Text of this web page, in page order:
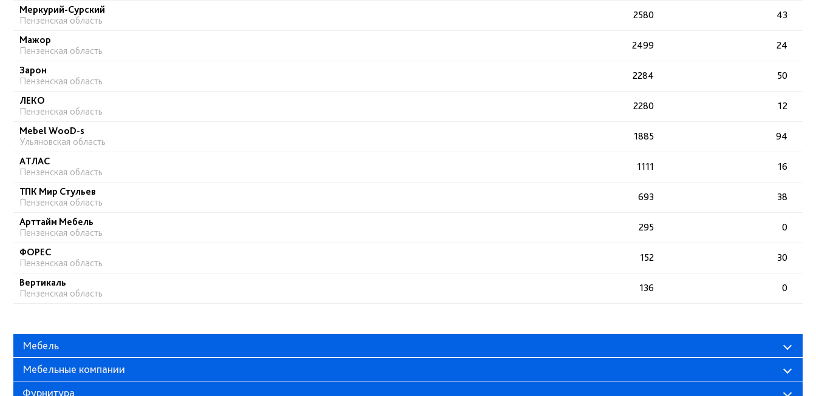
Меркурий-Сурский
Пензенская область
2580 43
Мажор
Пензенская область
2499 24
Зарон
Пензенская область
2284 50
ЛЕКО
Пензенская область
2280 12
Mebel WooD-s
Ульяновская область
1885 94
АТЛАС
Пензенская область
1111 16
ТПК Мир Стульев
Пензенская область
693 38
Арттайм Мебель
Пензенская область
295 0
ФОРЕС
Пензенская область
152 30
Вертикаль
Пензенская область
136 0
Мебель
Мебельные компании
Фурнитура